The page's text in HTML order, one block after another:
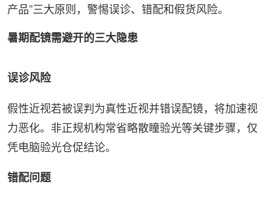
产品”三大原则，警惕误诊、错配和假货风险。
暑期配镜需避开的三大隐患
误诊风险
假性近视若被误判为真性近视并错误配镜，将加速视
力恶化。非正规机构常省略散瞳验光等关键步骤，仅
凭电脑验光仓促结论。
错配问题